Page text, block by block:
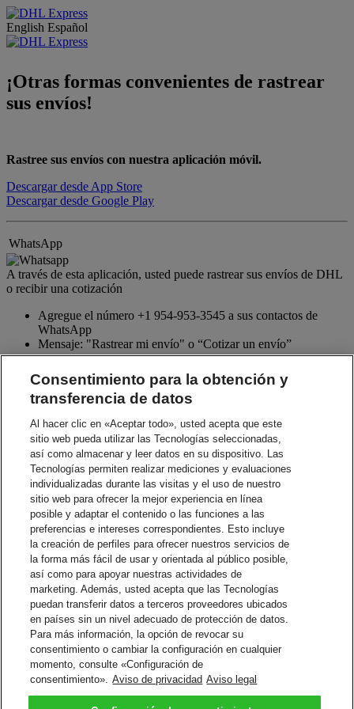
English Español
¡Otras formas convenientes de rastrear
sus envíos!
Rastree sus envíos con nuestra aplicación móvil.
Descargar desde App Store
Descargar desde Google Play
WhatsApp
A través de esta aplicación, usted puede rastrear sus envíos de DHL
o recibir una cotización
Agregue el número +1 954-953-3545 a sus contactos de
WhatsApp
Mensaje: "Rastrear mi envío" o “Cotizar un envío”
Facebook
Rastree sus envíos de DHL en Facebook
Visite la página de Facebook de DHL Latinoamérica (@dhllatam)
Haga clic en Enviar Mensaje
Mensaje: #siguetuenvío 10 dígitos del número de guía de
DHL
(Ejemplo: #siguetuenvío 0123456789)
Facebook
Asistente de Google
Rastree sus envíos de DHL o solicite una cotización
En la aplicación Asistente de Google solo tiene que escribir o
decir: “Hablar con DHL Express”
En Google Home por favor diga: “Hablar con DHL Express”
Google Assistant
Consentimiento para la obtención y
transferencia de datos
Al hacer clic en «Aceptar todo», usted acepta que este
sitio web pueda utilizar las Tecnologías seleccionadas,
así como almacenar y leer datos en su dispositivo. Las
Tecnologías permiten realizar mediciones y evaluaciones
individualizadas durante las visitas y el uso de nuestro
sitio web para ofrecer la mejor experiencia en línea
posible y adaptar el contenido o las funciones a las
preferencias e intereses correspondientes. Esto incluye
la creación de perfiles para ofrecer nuestros servicios de
la forma más fácil de usar y orientada al público posible,
así como para apoyar nuestras actividades de
marketing. Además, usted acepta que las Tecnologías
puedan transferir datos a terceros proveedores ubicados
en países sin un nivel adecuado de protección de datos.
Para más información, la opción de revocar su
consentimiento o cambiar la configuración en cualquier
momento, consulte «Configuración de
consentimiento». Aviso de privacidad Aviso legal